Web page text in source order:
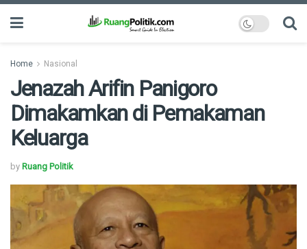
Home Nasional
Jenazah Arifin Panigoro
Dimakamkan di Pemakaman
Keluarga
by Ruang Politik